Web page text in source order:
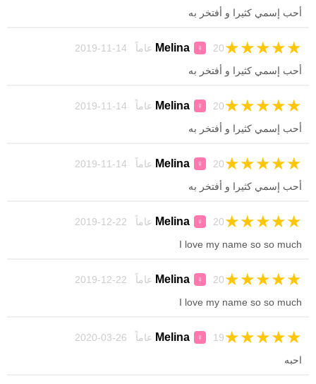
أحب إسمي كثيرا و أفتخر به
Melina ♀ 20 عاماً 14-11-2019 ★
★
★
★
★
أحب إسمي كثيرا و أفتخر به
Melina ♀ 20 عاماً 14-11-2019 ★
★
★
★
★
أحب إسمي كثيرا و أفتخر به
Melina ♀ 20 عاماً 14-11-2019 ★
★
★
★
★
أحب إسمي كثيرا و أفتخر به
Melina ♀ 20 عاماً 22-12-2019 ★
★
★
★
★
I love my name so so much
Melina ♀ 20 عاماً 22-12-2019 ★
★
★
★
★
I love my name so so much
Melina ♀ 19 عاماً 26-03-2020 ★
★
★
★
★
احبه